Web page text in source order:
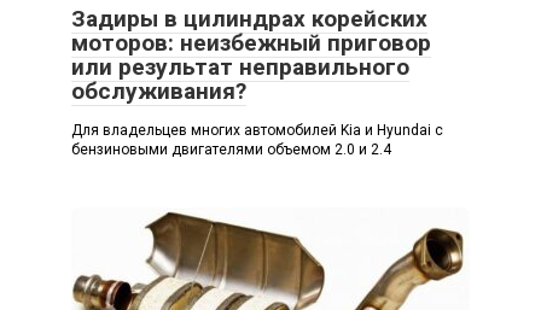
Задиры в цилиндрах корейских
моторов: неизбежный приговор
или результат неправильного
обслуживания?
Для владельцев многих автомобилей Kia и Hyundai с
бензиновыми двигателями объемом 2.0 и 2.4